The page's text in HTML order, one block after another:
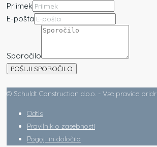
Priimek
E-pošta
Sporočilo
POŠLJI SPOROČILO
© Schuldt Construction d.o.o. - Vse pravice
Odtis
Pravilnik o zasebnosti
Pogoji in določila